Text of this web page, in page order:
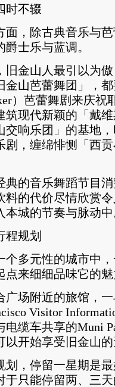
不辍
，除古典音乐与芭
士乐与蓝调。
金山人最引以为傲
金山芭蕾舞团」，
）芭蕾舞剧来庆祝
筑现代新颖的「戴
交响乐团」的基地
剧，缠绵悱恻「西
的音乐舞蹈节目消
料的代价尽情欣赏
本城的节奏与脉动
规划
多元性的城市中，
点来细细品味它的
场附近的旅馆，一
Visitor
缆车共享的Muni
以开始享受旧金山
，停留一星期是最
于只能停留两、三